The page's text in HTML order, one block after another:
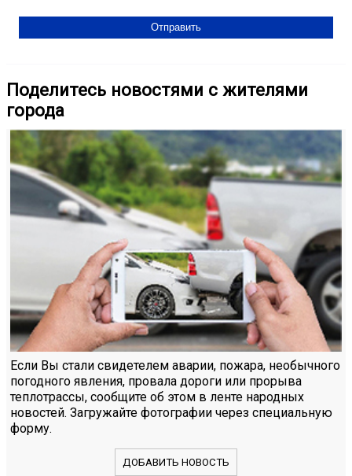
Поделитесь новостями с жителями
города
Если Вы стали свидетелем аварии, пожара, необычного
погодного явления, провала дороги или прорыва
теплотрассы, сообщите об этом в ленте народных
новостей. Загружайте фотографии через специальную
форму.
ДОБАВИТЬ НОВОСТЬ